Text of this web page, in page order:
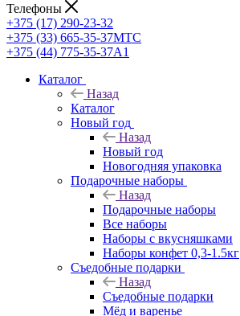
Телефоны
+375 (17) 290-23-32
+375 (33) 665-35-37МТС
+375 (44) 775-35-37А1
Каталог
Назад
Каталог
Новый год
Назад
Новый год
Новогодняя упаковка
Подарочные наборы
Назад
Подарочные наборы
Все наборы
Наборы с вкусняшками
Наборы конфет 0,3-1.5кг
Съедобные подарки
Назад
Съедобные подарки
Мёд и варенье